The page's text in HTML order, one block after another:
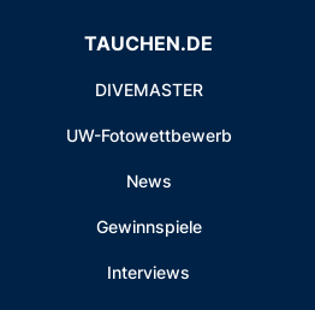
TAUCHEN.DE
DIVEMASTER
UW-Fotowettbewerb
News
Gewinnspiele
Interviews